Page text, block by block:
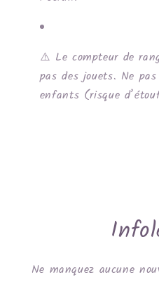
⚠️ Le compteur de
pas des jouets. Ne
enfants (risque
Ne manquez aucune